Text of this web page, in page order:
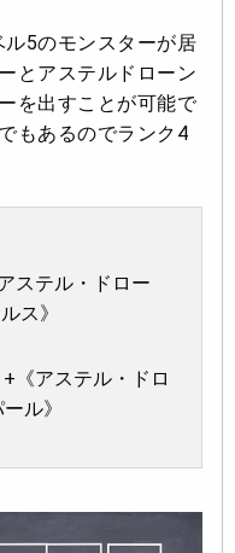
5のモンスターが居
とアステルドローン
を出すことが可能で
もあるのでランク4
ステル・ドロー
ス》
《アステル・ドロ
ル》